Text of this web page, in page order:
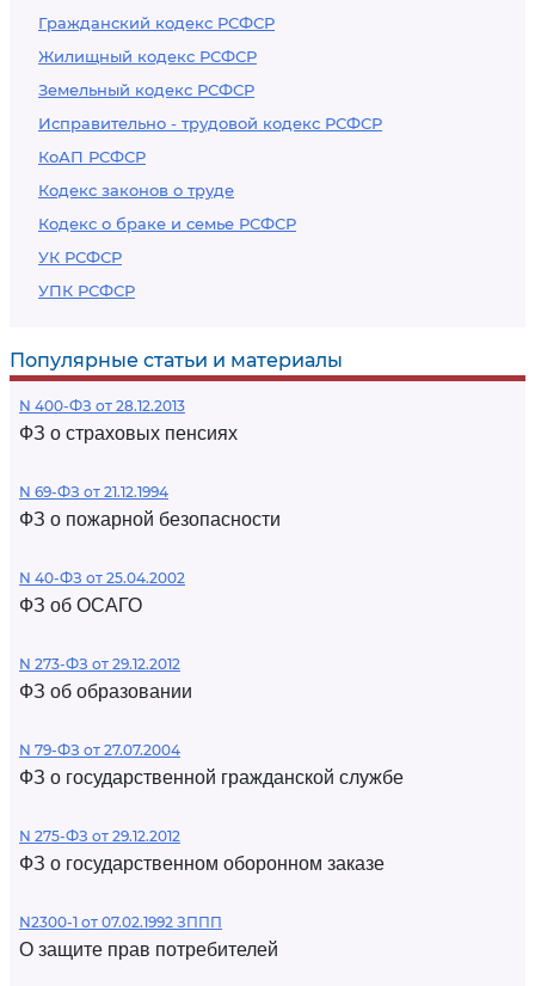
Гражданский кодекс РСФСР
Жилищный кодекс РСФСР
Земельный кодекс РСФСР
Исправительно - трудовой кодекс РСФСР
КоАП РСФСР
Кодекс законов о труде
Кодекс о браке и семье РСФСР
УК РСФСР
УПК РСФСР
Популярные статьи и материалы
N 400-ФЗ от 28.12.2013
ФЗ о страховых пенсиях
N 69-ФЗ от 21.12.1994
ФЗ о пожарной безопасности
N 40-ФЗ от 25.04.2002
ФЗ об ОСАГО
N 273-ФЗ от 29.12.2012
ФЗ об образовании
N 79-ФЗ от 27.07.2004
ФЗ о государственной гражданской службе
N 275-ФЗ от 29.12.2012
ФЗ о государственном оборонном заказе
N2300-1 от 07.02.1992 ЗППП
О защите прав потребителей